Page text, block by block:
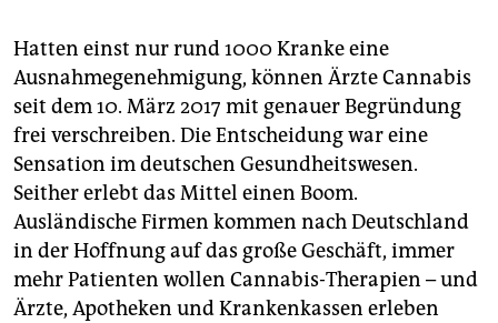
Hatten einst nur rund 1000 Kranke eine
Ausnahmegenehmigung, können Ärzte Cannabis
seit dem 10. März 2017 mit genauer Begründung
frei verschreiben. Die Entscheidung war eine
Sensation im deutschen Gesundheitswesen.
Seither erlebt das Mittel einen Boom.
Ausländische Firmen kommen nach Deutschland
in der Hoffnung auf das große Geschäft, immer
mehr Patienten wollen Cannabis-Therapien – und
Ärzte, Apotheken und Krankenkassen erleben